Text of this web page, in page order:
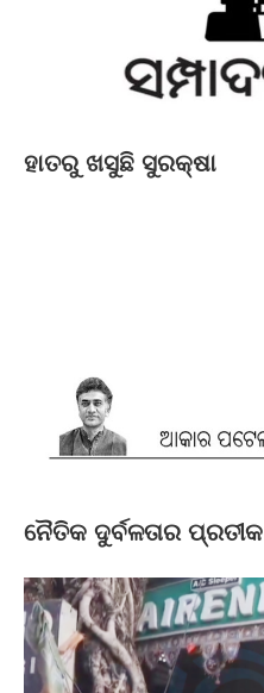
ହାତରୁ ଖସୁଛି ସୁରକ୍ଷା
ନୈତିକ ଦୁର୍ବଳତାର ପ୍ରତୀକ